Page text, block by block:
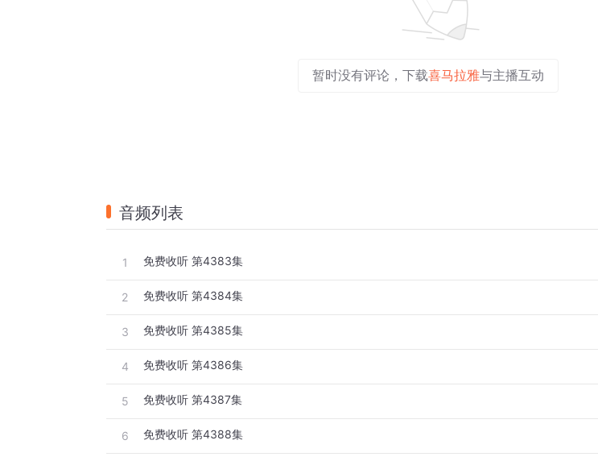
暂时没有评论，下载喜马拉雅与主播互动
音频列表
1 免费收听 第4383集
2 免费收听 第4384集
3 免费收听 第4385集
4 免费收听 第4386集
5 免费收听 第4387集
6 免费收听 第4388集